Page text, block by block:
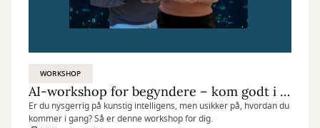
WORKSHOP
AI-workshop for begyndere – kom godt i gang med ChatGPT
Er du nysgerrig på kunstig intelligens, men usikker på, hvordan du
kommer i gang? Så er denne workshop for dig.